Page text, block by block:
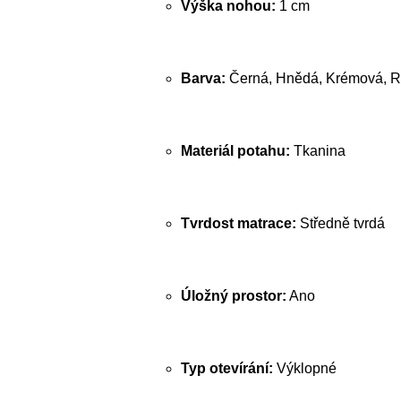
Výška nohou: 1 cm
Barva: Černá, Hnědá, Krémová,
Materiál potahu: Tkanina
Tvrdost matrace: Středně tvrdá
Úložný prostor: Ano
Typ otevírání: Výklopné